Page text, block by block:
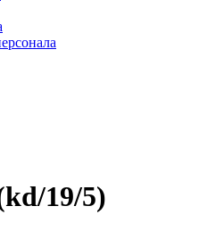
19/5)